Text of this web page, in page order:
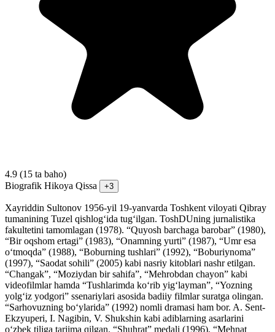
4.9 (15 ta baho)
Biografik Hikoya Qissa +3
Xayriddin Sultonov 1956-yil 19-yanvarda Toshkent viloyati Qibray
tumanining Tuzel qishlogʻida tugʻilgan. ToshDUning jurnalistika
fakultetini tamomlagan (1978). “Quyosh barchaga barobar” (1980),
“Bir oqshom ertagi” (1983), “Onamning yurti” (1987), “Umr esa
oʻtmoqda” (1988), “Boburning tushlari” (1992), “Boburiynoma”
(1997), “Saodat sohili” (2005) kabi nasriy kitoblari nashr etilgan.
“Changak”, “Moziydan bir sahifa”, “Mehrobdan chayon” kabi
videofilmlar hamda “Tushlarimda koʻrib yigʻlayman”, “Yozning
yolgʻiz yodgori” ssenariylari asosida badiiy filmlar suratga olingan.
“Sarhovuzning boʻylarida” (1992) nomli dramasi ham bor. A. Sent-
Ekzyuperi, I. Nagibin, V. Shukshin kabi adiblarning asarlarini
oʻzbek tiliga tarjima qilgan. “Shuhrat” medali (1996), “Mehnat